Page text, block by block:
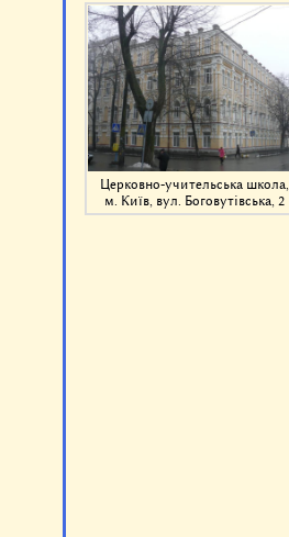
Церковно-учительська школа,
м. Київ, вул. Боговутівська, 2